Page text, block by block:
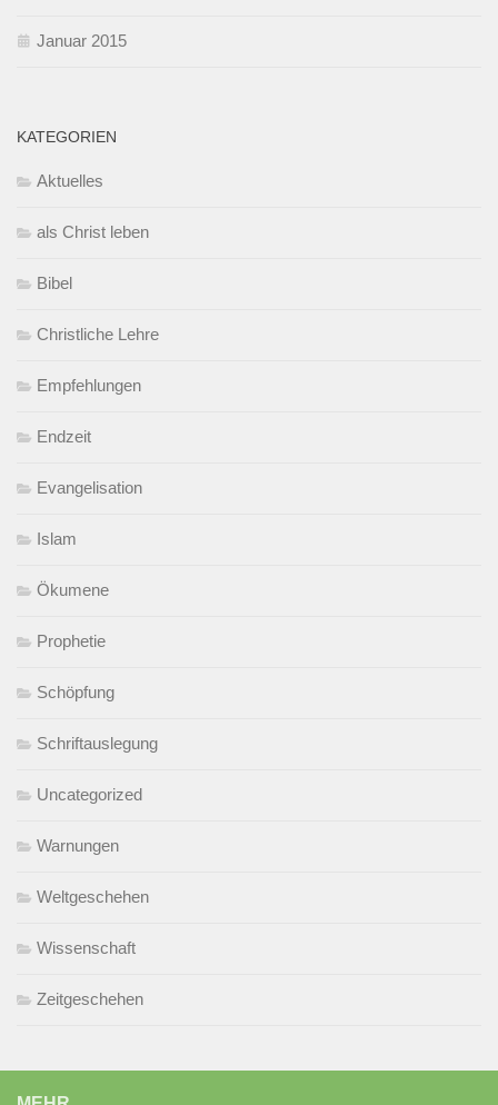
Januar 2015
KATEGORIEN
Aktuelles
als Christ leben
Bibel
Christliche Lehre
Empfehlungen
Endzeit
Evangelisation
Islam
Ökumene
Prophetie
Schöpfung
Schriftauslegung
Uncategorized
Warnungen
Weltgeschehen
Wissenschaft
Zeitgeschehen